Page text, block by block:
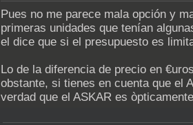
Pues no me parece mala opción y
primeras unidades que tenían
el dice que si el presupuesto es
Lo de la diferencia de precio en
obstante, si tienes en cuenta que el
verdad que el ASKAR es